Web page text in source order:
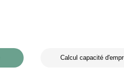
Calcul capacité